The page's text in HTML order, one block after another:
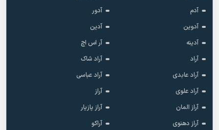
آدم
آدور
آدوین
آدین
آدینه
آر اس اچ
آراد
آراد شاک
آراد عابدی
آراد عباسی
آراد علوی
آراز
آراز المان
آراز پازیار
آراز دهنوی
آراکو